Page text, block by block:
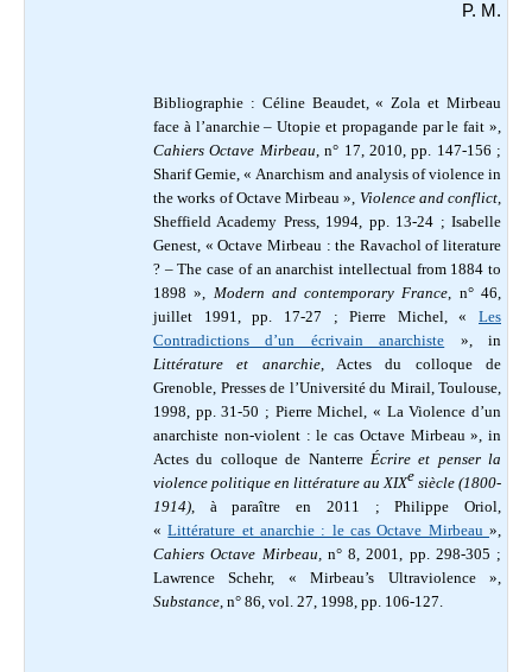
P. M.
Bibliographie : Céline Beaudet, « Zola et Mirbeau
face à l’anarchie – Utopie et propagande par le fait »,
Cahiers Octave Mirbeau , n° 17, 2010, pp. 147-156 ;
Sharif Gemie, « Anarchism and analysis of violence in
the works of Octave Mirbeau », Violence and conflict
Sheffield Academy Press, 1994, pp. 13-24 ; Isabelle
Genest, « Octave Mirbeau : the Ravachol of literature
? – The case of an anarchist intellectual from 1884 to
1898 », Modern and contemporary France , n° 46,
juillet 1991, pp. 17-27 ; Pierre Michel, « Les
Contradictions d’un écrivain anarchiste », in
Littérature et anarchie, Actes du colloque de
Grenoble, Presses de l’Université du Mirail, Toulouse,
1998, pp. 31-50 ; Pierre Michel, « La Violence d’un
anarchiste non-violent : le cas Octave Mirbeau », in
Actes du colloque de Nanterre Écrire et penser la
violence politique en littérature au XIXe siècle (1800-
1914) , à paraître en 2011 ; Philippe Oriol,
«Littérature et anarchie : le cas Octave Mirbeau»,
Cahiers Octave Mirbeau, n° 8, 2001, pp. 298-305 ;
Lawrence Schehr, « Mirbeau’s Ultraviolence »,
Substance , n° 86, vol. 27, 1998, pp. 106-127.